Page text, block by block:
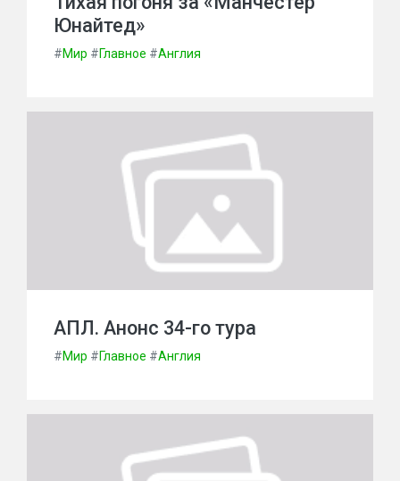
Юнайтед»
#Мир #Главное #Англия
АПЛ. Анонс 34-го тура
#Мир #Главное #Англия